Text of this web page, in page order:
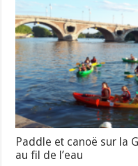
Paddle et canoë sur la
au fil de l’eau